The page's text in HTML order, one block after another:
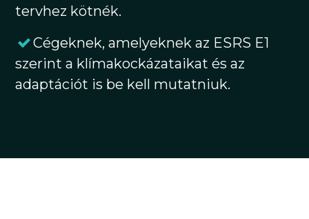
tervhez kötnék.
Cégeknek, amelyeknek az ESRS E1
szerint a klímakockázataikat és az
adaptációt is be kell mutatniuk.